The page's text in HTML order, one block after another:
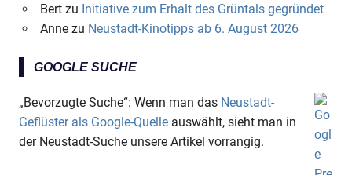
Bertzu Initiative zum Erhalt des Grüntals gegründet
Annezu Neustadt-Kinotipps ab 6. August 2026
GOOGLE SUCHE
„Bevorzugte Suche“: Wenn man das Neustadt-
Geflüster als Google-Quelle auswählt, sieht man in
der Neustadt-Suche unsere Artikel vorrangig.